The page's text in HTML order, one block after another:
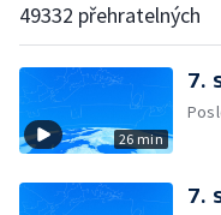
49332 přehratelných
26 min
7.
7.